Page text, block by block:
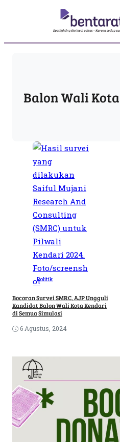
Balon Wali
Politik
Bocoran Survei SMRC, AJP Ungguli
Kandidat Balon Wali Kota Kendari
di Semua Simulasi
6 Agustus, 2024